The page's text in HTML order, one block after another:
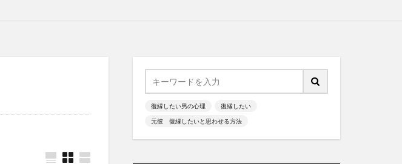
復縁したい男の心理 復縁したい
元彼 復縁したいと思わせる方法